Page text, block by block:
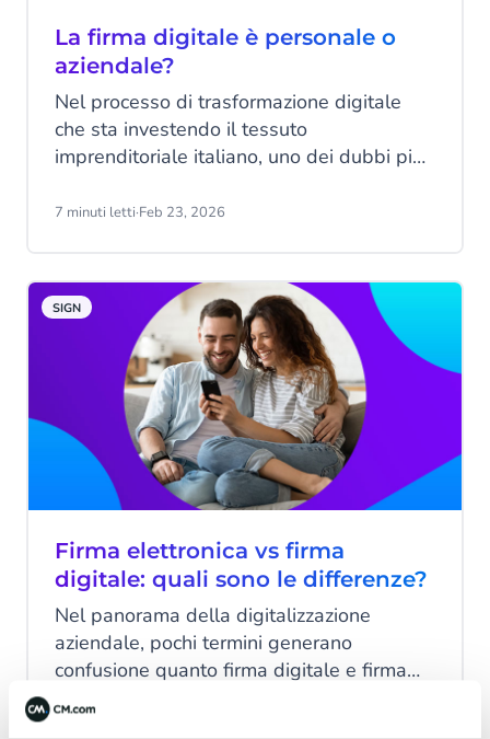
La firma digitale è personale o
aziendale?
Nel processo di trasformazione digitale
che sta investendo il tessuto
imprenditoriale italiano, uno dei dubbi più
strumento di sottoscrizione: la firma
7 minuti letti·Feb 23, 2026
SIGN
Firma elettronica vs firma
digitale: quali sono le differenze?
Nel panorama della digitalizzazione
aziendale, pochi termini generano
confusione quanto firma digitale e firma
elettronica. Spesso utilizzati come sinonimi